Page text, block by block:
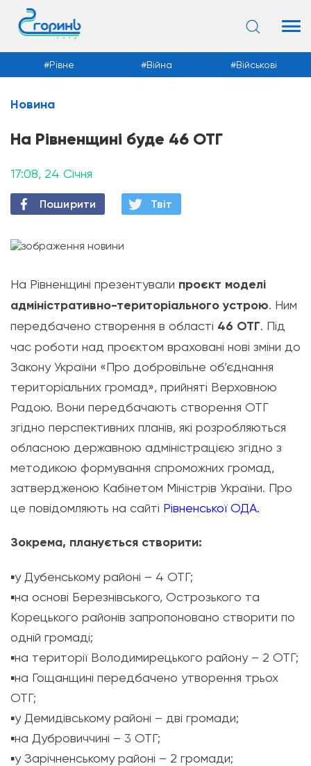
Новини
Рівне Війна Військові
Новина
На Рівненщині буде 46 ОТГ
17:08, 24 Січня
Поширити Твiт
На Рівненщині презентували проєкт моделі
адміністративно-територіального устрою. Ним
передбачено створення в області 46 ОТГ. Під
час роботи над проєктом враховані нові зміни до
Закону України «Про добровільне об’єднання
територіальних громад», прийняті Верховною
Радою. Вони передбачають створення ОТГ
згідно перспективних планів, які розробляються
обласною державною адміністрацією згідно з
методикою формування спроможних громад,
затвердженою Кабінетом Міністрів України. Про
це повідомляють на сайті Рівненської ОДА.
Зокрема, планується створити:
▪️у Дубенському районі – 4 ОТГ;
▪️на основі Березнівського, Острозького та
Корецького районів запропоновано створити по
одній громаді;
▪️на території Володимирецького району – 2 ОТГ;
▪️на Гощанщині передбачено утворення трьох
ОТГ;
▪️у Демидівському районі – дві громади;
▪️на Дубровиччині – 3 ОТГ;
▪️у Зарічненському районі – 2 громади;